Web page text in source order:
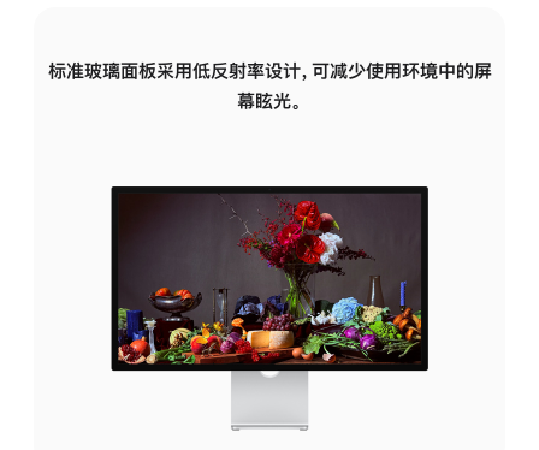
标准玻璃面板采用低反射率设计，可减少使用环境中的屏
幕眩光。